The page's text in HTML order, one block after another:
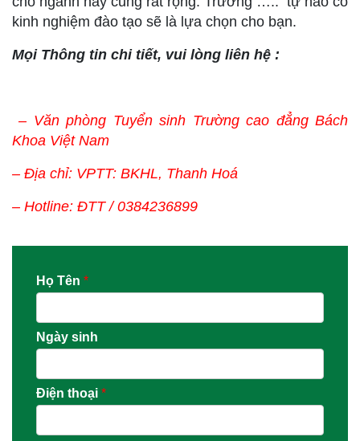
kinh nghiệm đào tạo sẽ là lựa chọn cho bạn.
Mọi Thông tin chi tiết, vui lòng liên hệ :
– Văn phòng Tuyển sinh Trường cao đẳng Bách
Khoa Việt Nam
– Địa chỉ: VPTT: BKHL, Thanh Hoá
– Hotline: ĐTT / 0384236899
Họ Tên *
Ngày sinh
Điện thoại *